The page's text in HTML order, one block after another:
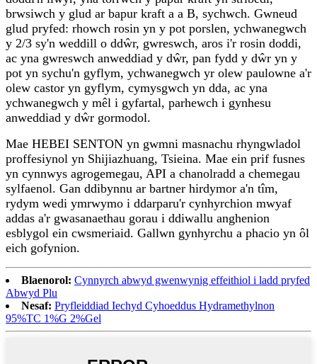
brwsiwch y glud ar bapur kraft a a B, sychwch. Gwneud
glud pryfed: rhowch rosin yn y pot porslen, ychwanegwch
y 2/3 sy'n weddill o ddŵr, gwreswch, aros i'r rosin doddi,
ac yna gwreswch anweddiad y dŵr, pan fydd y dŵr yn y
pot yn sychu'n gyflym, ychwanegwch yr olew paulowne a'r
olew castor yn gyflym, cymysgwch yn dda, ac yna
ychwanegwch y mêl i gyfartal, parhewch i gynhesu
anweddiad y dŵr gormodol.
Mae HEBEI SENTON yn gwmni masnachu rhyngwladol
proffesiynol yn Shijiazhuang, Tsieina. Mae ein prif fusnes
yn cynnwys agrogemegau, API a chanolradd a chemegau
sylfaenol. Gan ddibynnu ar bartner hirdymor a'n tîm,
rydym wedi ymrwymo i ddarparu'r cynhyrchion mwyaf
addas a'r gwasanaethau gorau i ddiwallu anghenion
esblygol ein cwsmeriaid. Gallwn gynhyrchu a phacio yn ôl
eich gofynion.
Blaenorol: Cynnyrch abwyd gwenwynig effeithiol i ladd pryfed
Abwyd Plu
Nesaf: Pryfleiddiad Iechyd Cyhoeddus Hydramethylnon
95%TC 1%G 2%Gel